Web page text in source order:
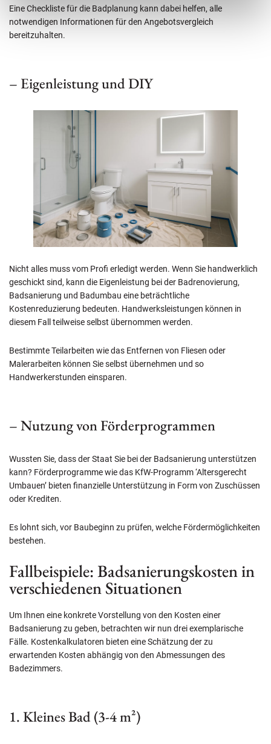
Eine Checkliste für die Badplanung kann dabei helfen, alle
notwendigen Informationen für den Angebotsvergleich
bereitzuhalten.
– Eigenleistung und DIY
Nicht alles muss vom Profi erledigt werden. Wenn Sie handwerklich
geschickt sind, kann die Eigenleistung bei der Badrenovierung,
Badsanierung und Badumbau eine beträchtliche
Kostenreduzierung bedeuten. Handwerksleistungen können in
diesem Fall teilweise selbst übernommen werden.
Bestimmte Teilarbeiten wie das Entfernen von Fliesen oder
Malerarbeiten können Sie selbst übernehmen und so
Handwerkerstunden einsparen.
– Nutzung von Förderprogrammen
Wussten Sie, dass der Staat Sie bei der Badsanierung unterstützen
kann? Förderprogramme wie das KfW-Programm ‘Altersgerecht
Umbauen’ bieten finanzielle Unterstützung in Form von Zuschüssen
oder Krediten.
Es lohnt sich, vor Baubeginn zu prüfen, welche Fördermöglichkeiten
bestehen.
Fallbeispiele: Badsanierungskosten in
verschiedenen Situationen
Um Ihnen eine konkrete Vorstellung von den Kosten einer
Badsanierung zu geben, betrachten wir nun drei exemplarische
Fälle. Kostenkalkulatoren bieten eine Schätzung der zu
erwartenden Kosten abhängig von den Abmessungen des
Badezimmers.
1. Kleines Bad (3-4 m²)